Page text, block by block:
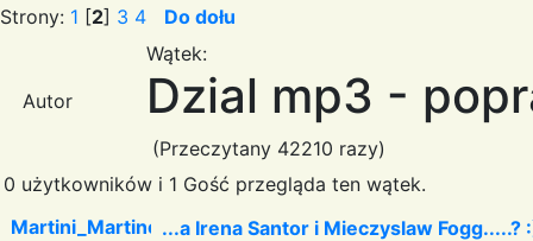
Strony: 1 [2] 3 4 Do dołu
Autor
Wątek:
Dzial mp3 -
(Przeczytany 42210 razy)
0 użytkowników i 1 Gość przegląda ten wątek.
Martini_Martinez...a Irena Santor i Mieczyslaw Fogg.....?